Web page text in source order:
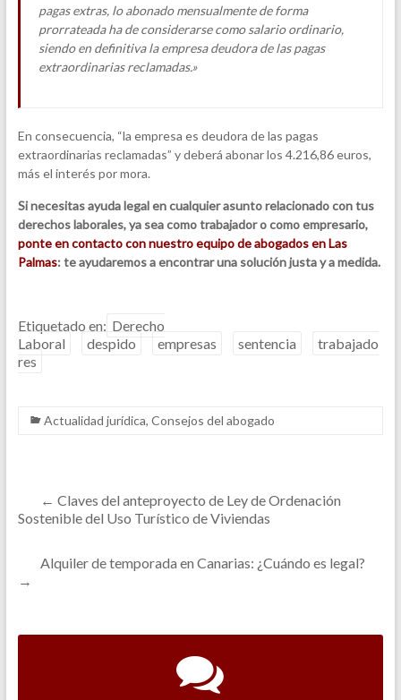
pagas extras, lo abonado mensualmente de forma
prorrateada ha de considerarse como salario ordinario,
siendo en definitiva la empresa deudora de las pagas
extraordinarias reclamadas.»
En consecuencia, “la empresa es deudora de las pagas
extraordinarias reclamadas” y deberá abonar los 4.216,86 euros,
más el interés por mora.
Si necesitas ayuda legal en cualquier asunto relacionado con tus
derechos laborales, ya sea como trabajador o como empresario,
ponte en contacto con nuestro equipo de abogados en Las
Palmas: te ayudaremos a encontrar una solución justa y a medida.
Etiquetado en: Derecho
Laboral
despido empresas sentencia
trabajado
res
Actualidad jurídica, Consejos del abogado
← Claves del anteproyecto de Ley de Ordenación
Sostenible del Uso Turístico de Viviendas
Alquiler de temporada en Canarias: ¿Cuándo es legal?
→